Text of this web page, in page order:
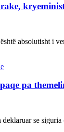
absolutisht i
pa
se